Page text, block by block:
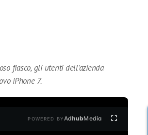
fiasco, gli utenti dell’azienda
iPhone 7.
POWERED BYAdhubMedia